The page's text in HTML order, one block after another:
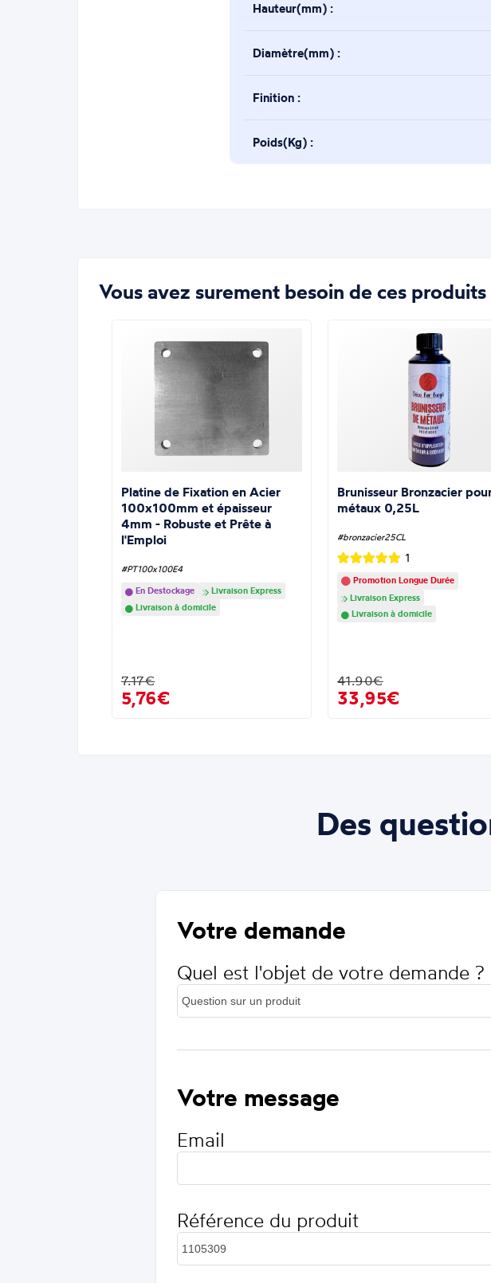
Hauteur(mm) :
Diamètre(mm) :
Finition :
Poids(Kg) :
Vous avez surement besoin de ces produits
Platine de Fixation en Acier
100x100mm et épaisseur
4mm - Robuste et Prête à
l'Emploi
#PT100x100E4
En Destockage
Livraison Express
Livraison à domicile
7.17€
5,76€
Brunisseur Bronzacier
métaux 0,25L
#bronzacier25CL
1
Promotion Longue Durée
Livraison Express
Livraison à domicile
41.90€
33,95€
Des
Votre demande
Quel est l'objet de votre demande ?
Votre message
Email
Référence du produit